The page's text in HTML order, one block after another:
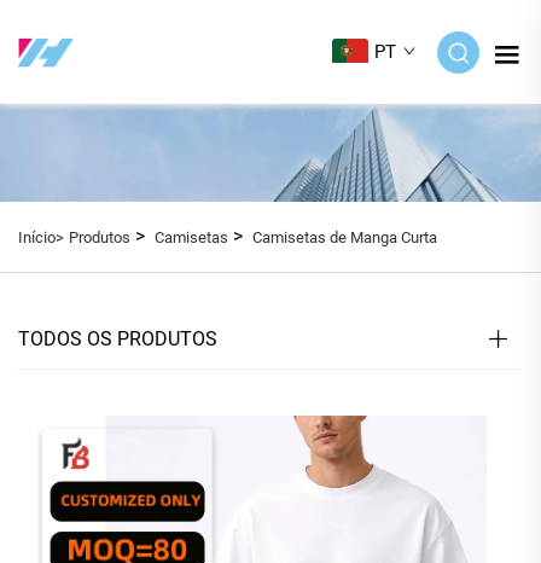
PT
Início> Produtos > Camisetas > Camisetas de Manga Curta
TODOS OS PRODUTOS